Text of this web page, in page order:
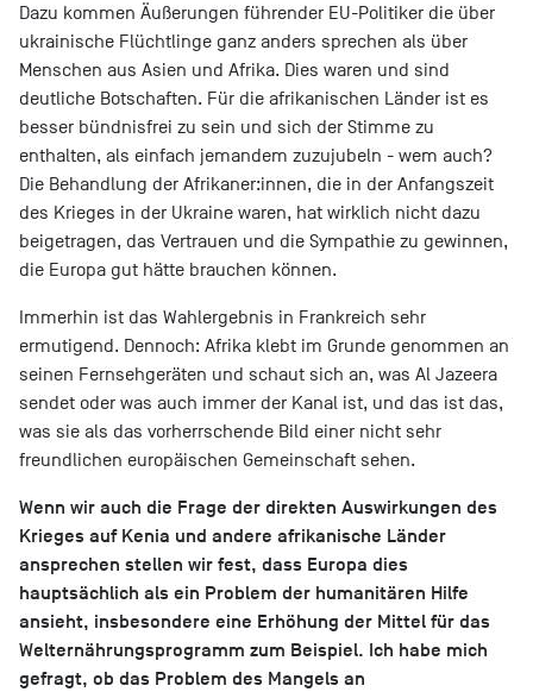
Dazu kommen Äußerungen führender EU-Politiker die über
ukrainische Flüchtlinge ganz anders sprechen als über
Menschen aus Asien und Afrika. Dies waren und sind
deutliche Botschaften. Für die afrikanischen Länder ist es
besser bündnisfrei zu sein und sich der Stimme zu
enthalten, als einfach jemandem zuzujubeln - wem auch?
Die Behandlung der Afrikaner:innen, die in der Anfangszeit
des Krieges in der Ukraine waren, hat wirklich nicht dazu
beigetragen, das Vertrauen und die Sympathie zu gewinnen,
die Europa gut hätte brauchen können.
Immerhin ist das Wahlergebnis in Frankreich sehr
ermutigend. Dennoch: Afrika klebt im Grunde genommen an
seinen Fernsehgeräten und schaut sich an, was Al Jazeera
sendet oder was auch immer der Kanal ist, und das ist das,
was sie als das vorherrschende Bild einer nicht sehr
freundlichen europäischen Gemeinschaft sehen.
Wenn wir auch die Frage der direkten Auswirkungen des
Krieges auf Kenia und andere afrikanische Länder
ansprechen stellen wir fest, dass Europa dies
hauptsächlich als ein Problem der humanitären Hilfe
ansieht, insbesondere eine Erhöhung der Mittel für das
Welternährungsprogramm zum Beispiel. Ich habe mich
gefragt, ob das Problem des Mangels an